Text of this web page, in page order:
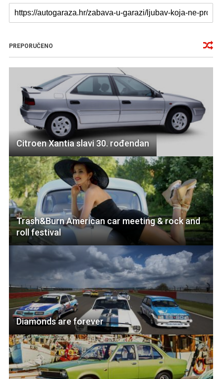
PREPORUČENO
Citroen Xantia slavi 30. rođendan
Trash&Burn American car meeting & rock and
roll festival
Diamonds are forever